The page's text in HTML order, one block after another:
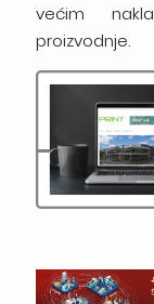
većim
proizvodnje.